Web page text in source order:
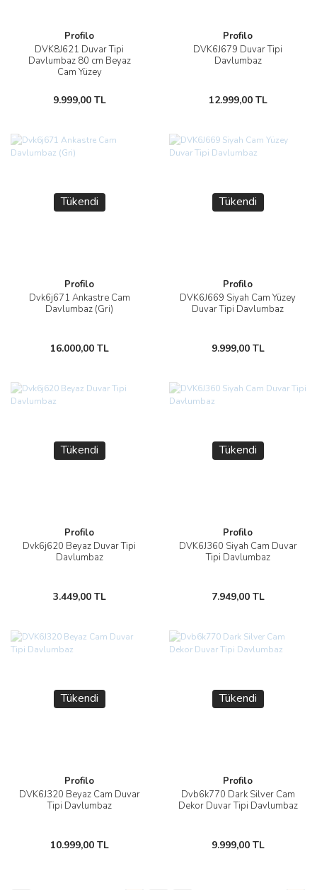
Profilo
DVK8J621 Duvar Tipi
Davlumbaz 80 cm Beyaz
Cam Yüzey
9.999,00 TL
Profilo
DVK6J679 Duvar Tipi
Davlumbaz
12.999,00 TL
Tükendi
Profilo
Dvk6j671 Ankastre Cam
Davlumbaz (Gri)
16.000,00 TL
Tükendi
Profilo
DVK6J669 Siyah Cam Yüzey
Duvar Tipi Davlumbaz
9.999,00 TL
Tükendi
Profilo
Dvk6j620 Beyaz Duvar Tipi
Davlumbaz
3.449,00 TL
Tükendi
Profilo
DVK6J360 Siyah Cam Duvar
Tipi Davlumbaz
7.949,00 TL
Tükendi
Profilo
DVK6J320 Beyaz Cam Duvar
Tipi Davlumbaz
10.999,00 TL
Tükendi
Profilo
Dvb6k770 Dark Silver Cam
Dekor Duvar Tipi Davlumbaz
9.999,00 TL